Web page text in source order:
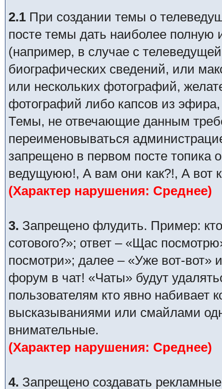
2.1 При создании темы о
посте темы дать наиболее
(например, в случае с
биографических сведений, или
или нескольких фотографий,
фотографий либо капсов из
Темы, не отвечающие данным
переименовываться
запрещено в первом посте топика
ведущуюю!, А вам они как?!, А вот
(Характер нарушения: Среднее)
3. Запрещено флудить. Пример:
сотового?»; ответ – «Щас
посмотри»; далее – «Уже вот-вот»
форум в чат! «Чаты» будут
пользователям кто явно набивает
высказываниями или смайлами
внимательные.
(Характер нарушения: Среднее)
4. Запрещено создавать